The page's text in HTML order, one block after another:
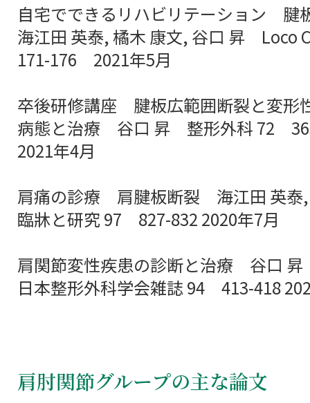
自宅でできるリハビリテーション 腱
海江田 英泰, 橘木 康文, 谷口 昇
171-176 2021年5月
卒後研修講座 腱板広範囲断裂と変形
病態と治療 谷口 昇 整形外科 72
2021年4月
肩痛の診療 肩腱板断裂 海江田 英泰,
臨牀と研究 97 827-832 2020年7月
肩関節変性疾患の診断と治療 谷口 昇
日本整形外科学会雑誌 94 413-418
肩肘関節グループの主な論文